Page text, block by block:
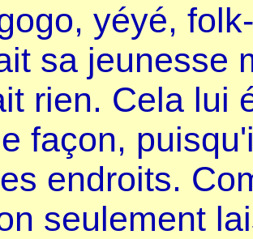
yéyé,
sa jeunesse
rien. Cela lui
façon,
endroits.
seulement